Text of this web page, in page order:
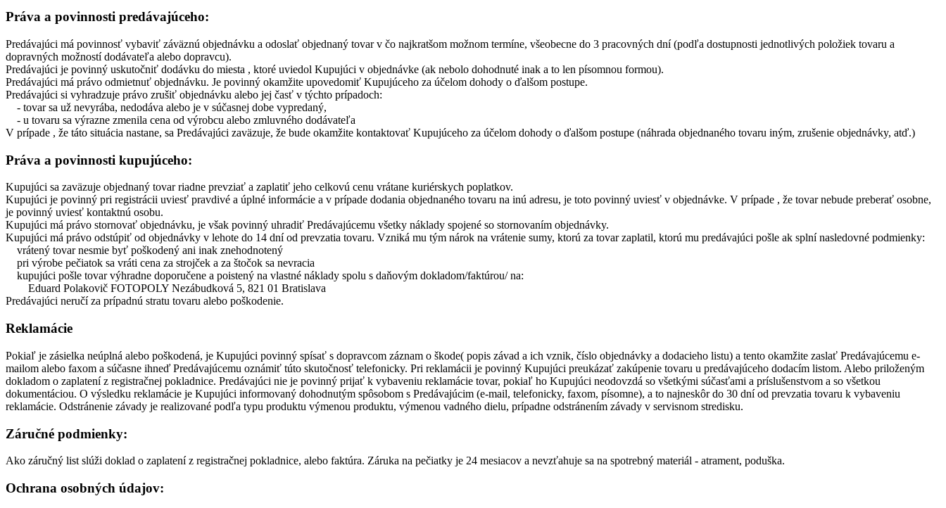
Práva a povinnosti predávajúceho:
Predávajúci má povinnosť vybaviť záväznú objednávku a odoslať objednaný tovar v čo najkratšom možnom termíne, všeobecne do 3 pracovných dní (podľa dostupnosti jednotlivých položiek tovaru a
dopravných možností dodávateľa alebo dopravcu).
Predávajúci je povinný uskutočniť dodávku do miesta , ktoré uviedol Kupujúci v objednávke (ak nebolo dohodnuté inak a to len písomnou formou).
Predávajúci má právo odmietnuť objednávku. Je povinný okamžite upovedomiť Kupujúceho za účelom dohody o ďalšom postupe.
Predávajúci si vyhradzuje právo zrušiť objednávku alebo jej časť v týchto prípadoch:
- tovar sa už nevyrába, nedodáva alebo je v súčasnej dobe vypredaný,
- u tovaru sa výrazne zmenila cena od výrobcu alebo zmluvného dodávateľa
V prípade , že táto situácia nastane, sa Predávajúci zaväzuje, že bude okamžite kontaktovať Kupujúceho za účelom dohody o ďalšom postupe (náhrada objednaného tovaru iným, zrušenie objednávky, atď.)
Práva a povinnosti kupujúceho:
Kupujúci sa zaväzuje objednaný tovar riadne prevziať a zaplatiť jeho celkovú cenu vrátane kuriérskych poplatkov.
Kupujúci je povinný pri registrácii uviesť pravdivé a úplné informácie a v prípade dodania objednaného tovaru na inú adresu, je toto povinný uviesť v objednávke. V prípade , že tovar nebude preberať osobne,
je povinný uviesť kontaktnú osobu.
Kupujúci má právo stornovať objednávku, je však povinný uhradiť Predávajúcemu všetky náklady spojené so stornovaním objednávky.
Kupujúci má právo odstúpiť od objednávky v lehote do 14 dní od prevzatia tovaru. Vzniká mu tým nárok na vrátenie sumy, ktorú za tovar zaplatil, ktorú mu predávajúci pošle ak splní nasledovné podmienky:
vrátený tovar nesmie byť poškodený ani inak znehodnotený
pri výrobe pečiatok sa vráti cena za strojček a za štočok sa nevracia
kupujúci pošle tovar výhradne doporučene a poistený na vlastné náklady spolu s daňovým dokladom/faktúrou/ na:
Eduard Polakovič FOTOPOLY Nezábudková 5, 821 01 Bratislava
Predávajúci neručí za prípadnú stratu tovaru alebo poškodenie.
Reklamácie
Pokiaľ je zásielka neúplná alebo poškodená, je Kupujúci povinný spísať s dopravcom záznam o škode( popis závad a ich vznik, číslo objednávky a dodacieho listu) a tento okamžite zaslať Predávajúcemu e-
mailom alebo faxom a súčasne ihneď Predávajúcemu oznámiť túto skutočnosť telefonicky. Pri reklamácii je povinný Kupujúci preukázať zakúpenie tovaru u predávajúceho dodacím listom. Alebo priloženým
dokladom o zaplatení z registračnej pokladnice. Predávajúci nie je povinný prijať k vybaveniu reklamácie tovar, pokiaľ ho Kupujúci neodovzdá so všetkými súčasťami a príslušenstvom a so všetkou
dokumentáciou. O výsledku reklamácie je Kupujúci informovaný dohodnutým spôsobom s Predávajúcim (e-mail, telefonicky, faxom, písomne), a to najneskôr do 30 dní od prevzatia tovaru k vybaveniu
reklamácie. Odstránenie závady je realizované podľa typu produktu výmenou produktu, výmenou vadného dielu, prípadne odstránením závady v servisnom stredisku.
Záručné podmienky:
Ako záručný list slúži doklad o zaplatení z registračnej pokladnice, alebo faktúra. Záruka na pečiatky je 24 mesiacov a nevzťahuje sa na spotrebný materiál - atrament, poduška.
Ochrana osobných údajov: